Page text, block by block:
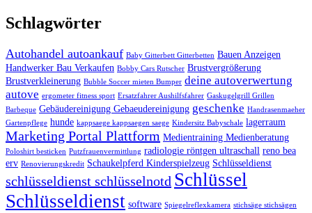
Schlagwörter
Autohandel autoankauf Baby Gitterbett Gitterbetten Bauen Anzeigen
Handwerker Bau Verkaufen Bobby Cars Rutscher Brustvergrößerung
Brustverkleinerung Bubble Soccer mieten Bumper deine autoverwertung
autove ergometer fitness sport Ersatzfahrer Aushilfsfahrer Gaskugelgrill Grillen
Barbeque Gebäudereinigung Gebaeudereinigung geschenke Handrasenmaeher
Gartenpflege hunde kappsaege kappsaegen saege Kindersitz Babyschale lagerraum
Marketing Portal Plattform Medientraining Medienberatung
Poloshirt besticken Putzfrauenvermittlung radiologie röntgen ultraschall reno bea
erv Renovierungskredit Schaukelpferd Kinderspielzeug Schlüsseldienst
schlüsseldienst schlüsselnotd Schlüssel
Schlüsseldienst software Spiegelreflexkamera stichsäge stichsägen